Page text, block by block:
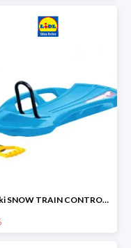
Sanki SNOW TRAIN CONTROL -25%